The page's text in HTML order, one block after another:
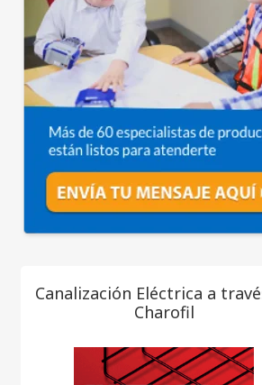
Canalización Eléctrica a
Charofil